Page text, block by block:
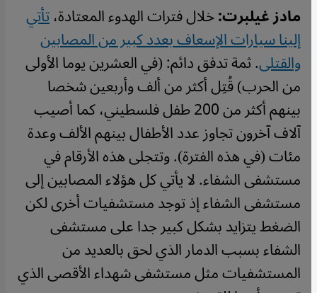
مادز غيلبرت:خلال فترات الهدوء المعتادة،تأتي
إلينا سيارات الإسعاف بعدد كبير من المصابين
والقتلى. ثمة تدفق دائم: (في العشرين يوما الأولى
من الحرب) قُتِل أكثر من ألف وأربعين شخصا
بينهم أكثر من 200 طفل فلسطيني، كما أصيب
آلاف آخرون تجاوز عدد الأطفال بينهم الألف وعدة
مئات (في هذه الفترة). وتتجلى هذه الأرقام في
مستشفى الشفاء. لا يأتي كل هؤلاء المصابين إلى
مستشفى الشفاء إذ توجد مستشفيات أخرى لكن
الضغط يتزايد بشكل كبير جدا على مستشفى
الشفاء بسبب الدمار الذي لحق بالعديد من
المستشفيات مثل مستشفى شهداء الأقصى الذي